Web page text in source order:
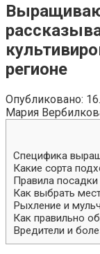
регионе
Опубликовано:
Мария
Специфика
Какие сорта
Правила посадки
Как выбрать
Рыхление и
Как правильно
Вредители и